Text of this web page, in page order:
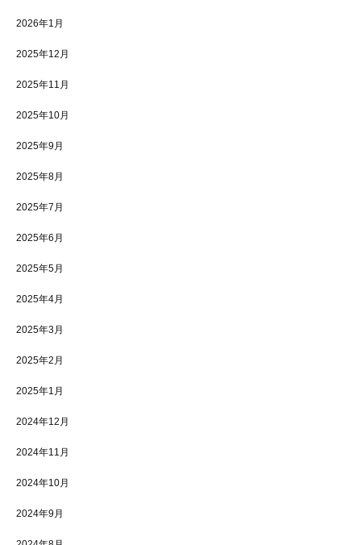
2026年1月
2025年12月
2025年11月
2025年10月
2025年9月
2025年8月
2025年7月
2025年6月
2025年5月
2025年4月
2025年3月
2025年2月
2025年1月
2024年12月
2024年11月
2024年10月
2024年9月